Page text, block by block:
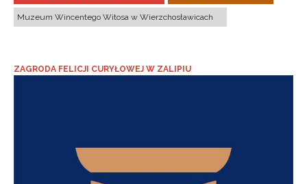
Muzeum Wincentego Witosa w Wierzchosławicach
ZAGRODA FELICJI CURYŁOWEJ W ZALIPIU